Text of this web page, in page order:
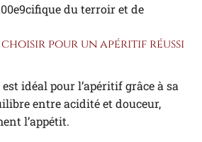
du terroir et de
choisir pour un apéritif réussi
idéal pour l’apéritif grâce à sa
entre acidité et douceur,
l’appétit.